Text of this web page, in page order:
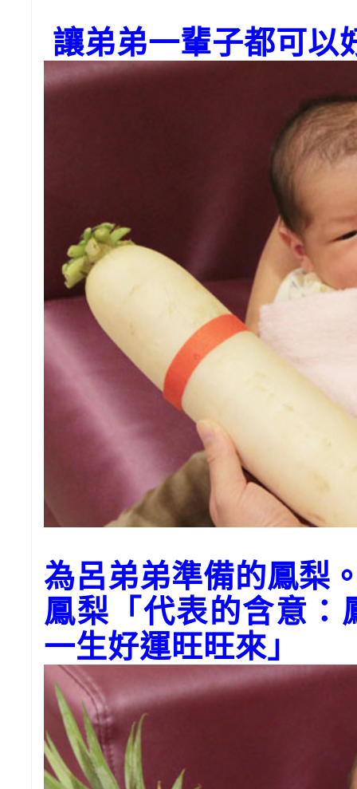
讓弟弟一輩子都可以
為呂弟弟準備的鳳梨
鳳梨「代表的含意：
一生好運旺旺來」